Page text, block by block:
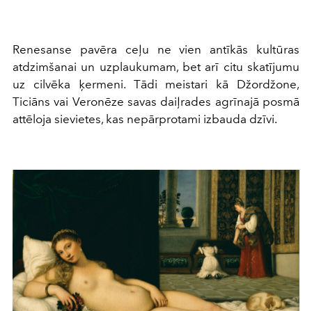
Renesanse pavēra ceļu ne vien antīkās kultūras
atdzimšanai un uzplaukumam, bet arī citu skatījumu
uz cilvēka ķermeni. Tādi meistari kā Džordžone,
Ticiāns vai Veronēze savas daiļrades agrīnajā posmā
attēloja sievietes, kas nepārprotami izbauda dzīvi.